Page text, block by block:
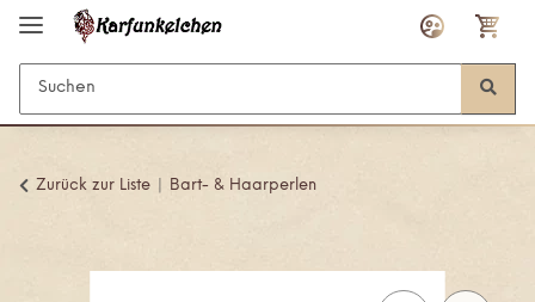
Zurück zur Liste Bart- & Haarperlen